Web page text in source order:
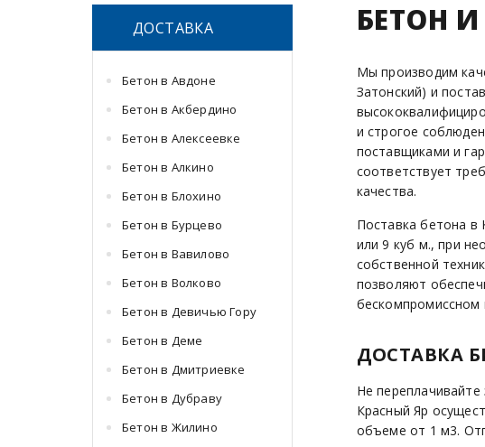
ДОСТАВКА
Бетон в Авдоне
Бетон в Акбердино
Бетон в Алексеевке
Бетон в Алкино
Бетон в Блохино
Бетон в Бурцево
Бетон в Вавилово
Бетон в Волково
Бетон в Девичью Гору
Бетон в Деме
Бетон в Дмитриевке
Бетон в Дубраву
Бетон в Жилино
БЕТОН
Мы производим
Затонский) и
и строгое
поставщиками и
соответствует
качества.
Поставка бетона в
или 9 куб м., при
собственной
позволяют
бескомпромиссном
ДОСТАВКА
Не
Красный Яр
объеме от 1 м3.